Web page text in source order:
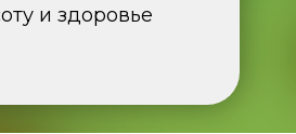
и здоровье